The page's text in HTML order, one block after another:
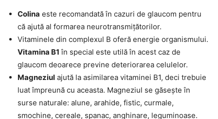
Colina este recomandată în cazuri de glaucom pentru
că ajută al formarea neurotransmițătorilor.
Vitaminele din complexul B oferă energie organismului.
Vitamina B1 în special este utilă în acest caz de
glaucom deoarece previne deteriorarea celulelor.
Magneziul ajută la asimilarea vitaminei B1, deci trebuie
luat împreună cu aceasta. Magneziul se găsește în
surse naturale: alune, arahide, fistic, curmale,
smochine, cereale, spanac, anghinare, leguminoase.